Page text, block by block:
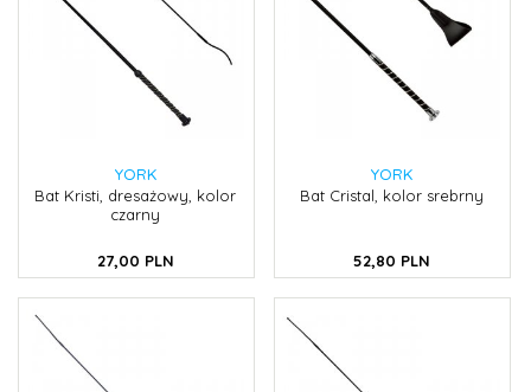
YORK
Bat Kristi, dresażowy, kolor
czarny
27,00 PLN
YORK
Bat Cristal, kolor srebrny
52,80 PLN